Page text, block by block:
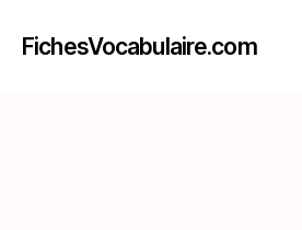
FichesVocabulaire.com